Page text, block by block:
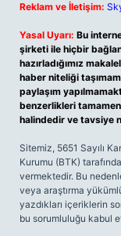
Reklam ve İletişim:
Yasal Uyarı: Bu
şirketi ile hiçbir
hazırladığımız
haber niteliği
paylaşım
benzerlikleri
halindedir ve tavsiye
Sitemiz, 5651 Sayılı
Kurumu (BTK)
vermektedir. Bu
veya araştırma
yazdıkları içeriklerin
bu sorumluluğu kabul